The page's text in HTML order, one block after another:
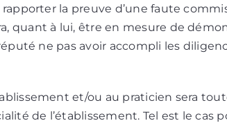
la preuve d’une faute
quant à lui, être en mesure de
ne pas avoir accompli les
et/ou au praticien sera
de l’établissement. Tel est le cas